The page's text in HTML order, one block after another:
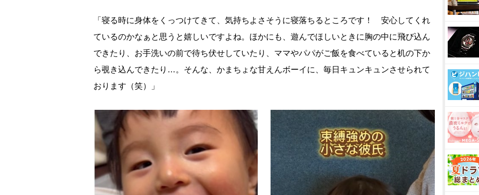
「寝る時に身体をくっつけてきて、気持ちよさそうに寝落ちるところです！ 安心してくれ
ているのかなぁと思うと嬉しいですよね。ほかにも、遊んでほしいときに胸の中に飛び込ん
できたり、お手洗いの前で待ち伏せしていたり、ママやパパがご飯を食べていると机の下か
ら覗き込んできたり…。そんな、かまちょな甘えんボーイに、毎日キュンキュンさせられて
おります（笑）」